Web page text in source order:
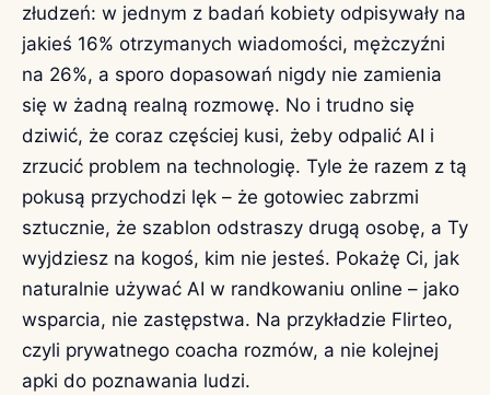
złudzeń: w jednym z badań kobiety odpisywały na
jakieś 16% otrzymanych wiadomości, mężczyźni
na 26%, a sporo dopasowań nigdy nie zamienia
się w żadną realną rozmowę. No i trudno się
dziwić, że coraz częściej kusi, żeby odpalić AI i
zrzucić problem na technologię. Tyle że razem z tą
pokusą przychodzi lęk – że gotowiec zabrzmi
sztucznie, że szablon odstraszy drugą osobę, a Ty
wyjdziesz na kogoś, kim nie jesteś. Pokażę Ci, jak
naturalnie używać AI w randkowaniu online – jako
wsparcia, nie zastępstwa. Na przykładzie Flirteo,
czyli prywatnego coacha rozmów, a nie kolejnej
apki do poznawania ludzi.